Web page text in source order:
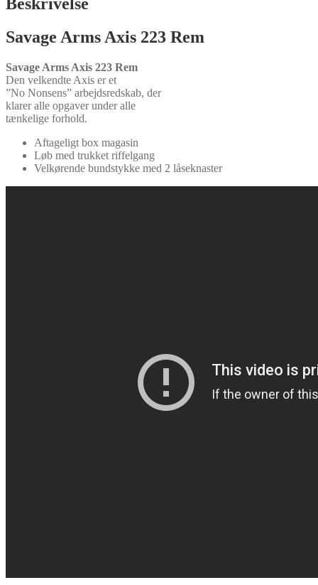
Beskrivelse
Savage Arms Axis 223 Rem
Savage Arms Axis 223 Rem
Den velkendte Axis er et
”No Nonsens” arbejdsredskab, der
klarer alle opgaver under alle
tænkelige forhold.
Aftageligt box magasin
Løb med trukket riffelgang
Velkørende bundstykke med 2 låseknaster